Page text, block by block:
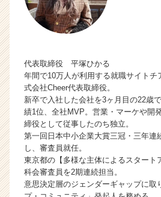
代表取締役 平塚ひかる
年間で10万人が利用する就職サイトチ
式会社Cheer代表取締役。
新卒で入社した会社を3ヶ月目の22歳
績1位、全社MVP。営業・マーケや開
締役として従事したのち独立。
第一回日本中小企業大賞三冠・三年連
し、審査員就任。
東京都の【多様な主体によるスタート
科会審査員を2期連続担当。
意思決定層のジェンダーギャップに取